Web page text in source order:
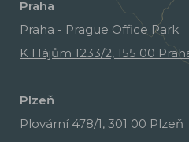
Praha
Praha - Prague Office Park
K Hájům 1233/2, 155 00
Plzeň
Plovární 478/1, 301 00 Plzeň